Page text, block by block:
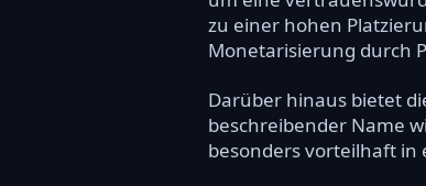
zu einer hohen
Monetarisierung durch
Darüber hinaus bietet
beschreibender Name
besonders vorteilhaft in